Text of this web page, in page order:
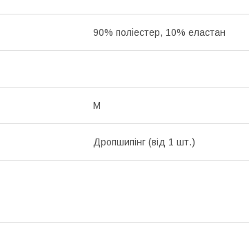
90% поліестер, 10% еластан
M
Дропшипінг (від 1 шт.)